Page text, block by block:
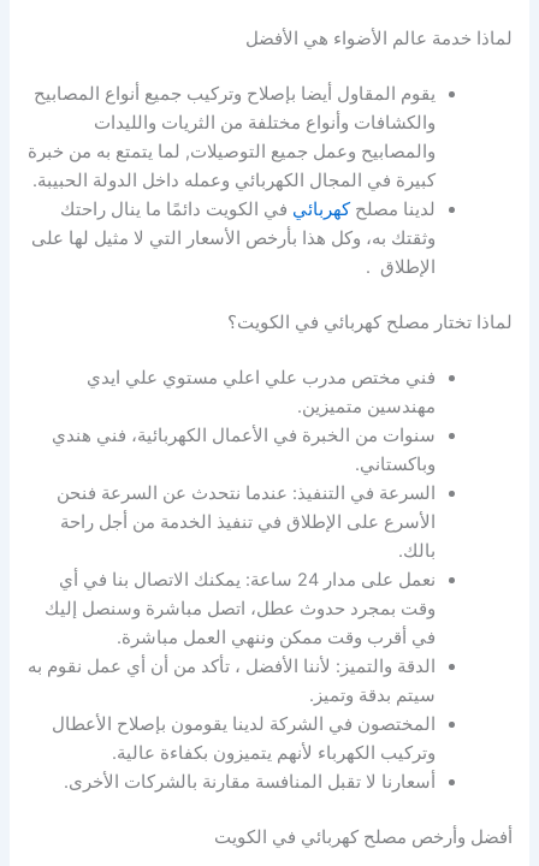
لماذا خدمة عالم الأضواء هي الأفضل
يقوم المقاول أيضا بإصلاح وتركيب جميع أنواع المصابيح
والكشافات وأنواع مختلفة من الثريات والليدات
والمصابيح وعمل جميع التوصيلات, لما يتمتع به من خبرة
كبيرة في المجال الكهربائي وعمله داخل الدولة الحبيبة.
لدينا مصلحكهربائي في الكويت دائمًا ما ينال راحتك
وثقتك به، وكل هذا بأرخص الأسعار التي لا مثيل لها على
الإطلاق .
لماذا تختار مصلح كهربائي في الكويت؟
فني مختص مدرب علي اعلي مستوي علي ايدي
مهندسين متميزين.
سنوات من الخبرة في الأعمال الكهربائية، فني هندي
وباكستاني.
السرعة في التنفيذ: عندما نتحدث عن السرعة فنحن
الأسرع على الإطلاق في تنفيذ الخدمة من أجل راحة
بالك.
نعمل على مدار 24 ساعة: يمكنك الاتصال بنا في أي
وقت بمجرد حدوث عطل، اتصل مباشرة وسنصل إليك
في أقرب وقت ممكن وننهي العمل مباشرة.
الدقة والتميز: لأننا الأفضل ، تأكد من أن أي عمل نقوم به
سيتم بدقة وتميز.
المختصون في الشركة لدينا يقومون بإصلاح الأعطال
وتركيب الكهرباء لأنهم يتميزون بكفاءة عالية.
أسعارنا لا تقبل المنافسة مقارنة بالشركات الأخرى.
أفضل وأرخص مصلح كهربائي في الكويت